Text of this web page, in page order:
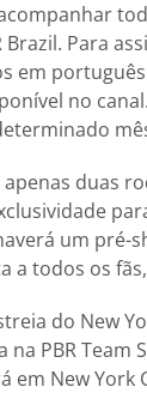
Brazil. Para
em
no
duas
um
a todos os
do New
PBR Team
em New